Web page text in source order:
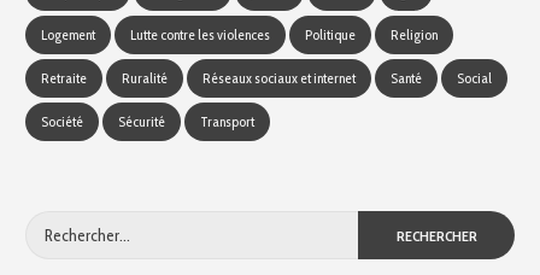
Logement Lutte contre les violences Politique Religion
Retraite Ruralité Réseaux sociaux et internet Santé Social
Société Sécurité Transport
Rechercher :